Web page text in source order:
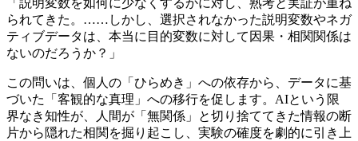
られてきた。……しかし、選択されなかった説明変数やネガ
ティブデータは、本当に目的変数に対して因果・相関関係は
ないのだろうか？」
この問いは、個人の「ひらめき」への依存から、データに基
づいた「客観的な真理」への移行を促します。AIという限
界なき知性が、人間が「無関係」と切り捨ててきた情報の断
片から隠れた相関を掘り起こし、実験の確度を劇的に引き上